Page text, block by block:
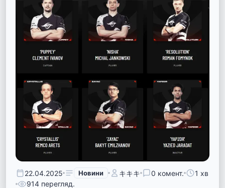
22.04.2025 Новини キキキ 0 комент.
1 хв
914 перегляд.